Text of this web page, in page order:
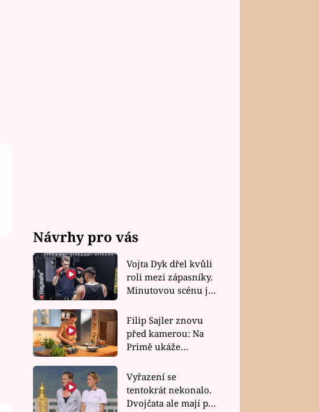
Návrhy pro vás
Vojta Dyk dřel kvůli
roli mezi zápasníky.
Minutovou scénu jel
Filip Sajler znovu
před kamerou: Na
Primě ukáže
rychlé recepty
Vyřazení se
tentokrát nekonalo.
Dvojčata ale mají po